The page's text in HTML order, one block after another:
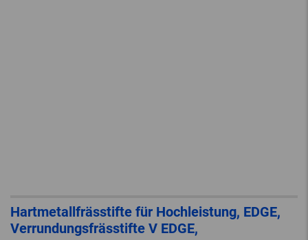
Hartmetallfrässtifte für Hochleistung, EDGE,
Verrundungsfrässtifte V EDGE,